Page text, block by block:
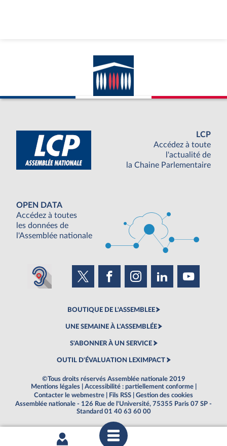
LCP
Accédez à toute
l'actualité de
la Chaine Parlementaire
OPEN DATA
Accédez à toutes
les données de
l'Assemblée nationale
BOUTIQUE DE L'ASSEMBLEE
UNE SEMAINE À L'ASSEMBLÉE
S'ABONNER À UN SERVICE
OUTIL D'ÉVALUATION LEXIMPACT
©Tous droits réservés Assemblée nationale 2019
Mentions légales
Accessibilité : partiellement conforme
Contacter le webmestre
Fils RSS
Gestion des cookies
Assemblée nationale - 126 Rue de l'Université, 75355 Paris 07 SP -
Standard 01 40 63 60 00